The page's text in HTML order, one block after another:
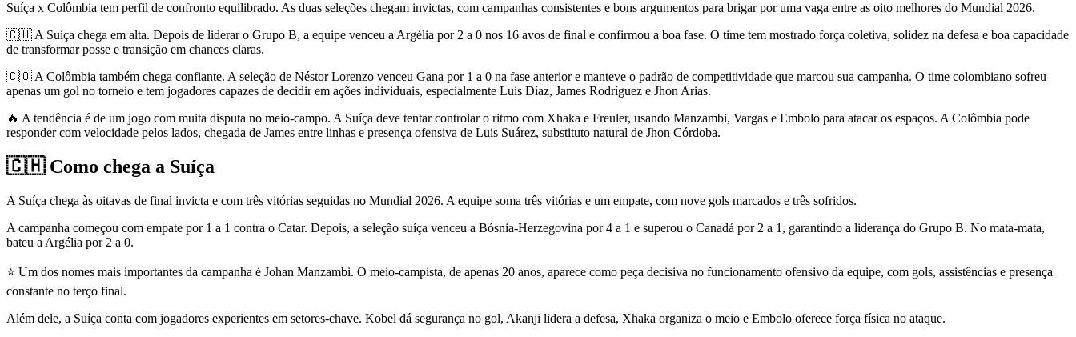
Suíça x Colômbia tem perfil de confronto equilibrado. As duas seleções chegam invictas, com campanhas consistentes e bons argumentos para brigar por uma vaga entre as oito melhores do Mundial 2026.
🇨🇭 A Suíça chega em alta. Depois de liderar o Grupo B, a equipe venceu a Argélia por 2 a 0 nos 16 avos de final e confirmou a boa fase. O time tem mostrado força coletiva, solidez na defesa e boa capacidade
de transformar posse e transição em chances claras.
🇨🇴 A Colômbia também chega confiante. A seleção de Néstor Lorenzo venceu Gana por 1 a 0 na fase anterior e manteve o padrão de competitividade que marcou sua campanha. O time colombiano sofreu
apenas um gol no torneio e tem jogadores capazes de decidir em ações individuais, especialmente Luis Díaz, James Rodríguez e Jhon Arias.
🔥 A tendência é de um jogo com muita disputa no meio-campo. A Suíça deve tentar controlar o ritmo com Xhaka e Freuler, usando Manzambi, Vargas e Embolo para atacar os espaços. A Colômbia pode
responder com velocidade pelos lados, chegada de James entre linhas e presença ofensiva de Luis Suárez, substituto natural de Jhon Córdoba.
🇨🇭 Como chega a Suíça
A Suíça chega às oitavas de final invicta e com três vitórias seguidas no Mundial 2026. A equipe soma três vitórias e um empate, com nove gols marcados e três sofridos.
A campanha começou com empate por 1 a 1 contra o Catar. Depois, a seleção suíça venceu a Bósnia-Herzegovina por 4 a 1 e superou o Canadá por 2 a 1, garantindo a liderança do Grupo B. No mata-mata,
bateu a Argélia por 2 a 0.
⭐ Um dos nomes mais importantes da campanha é Johan Manzambi. O meio-campista, de apenas 20 anos, aparece como peça decisiva no funcionamento ofensivo da equipe, com gols, assistências e presença
constante no terço final.
Além dele, a Suíça conta com jogadores experientes em setores-chave. Kobel dá segurança no gol, Akanji lidera a defesa, Xhaka organiza o meio e Embolo oferece força física no ataque.